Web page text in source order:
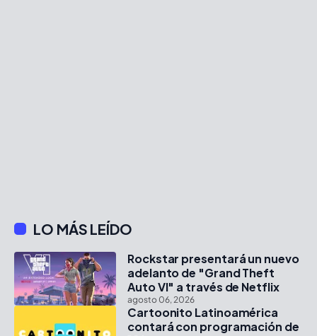
LO MÁS LEÍDO
Rockstar presentará un nuevo
adelanto de "Grand Theft
Auto VI" a través de Netflix
agosto 06, 2026
Cartoonito Latinoamérica
contará con programación de